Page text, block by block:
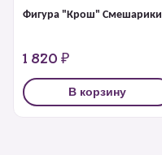
Фигура "Крош" Смешарики
1 820 ₽
В корзину